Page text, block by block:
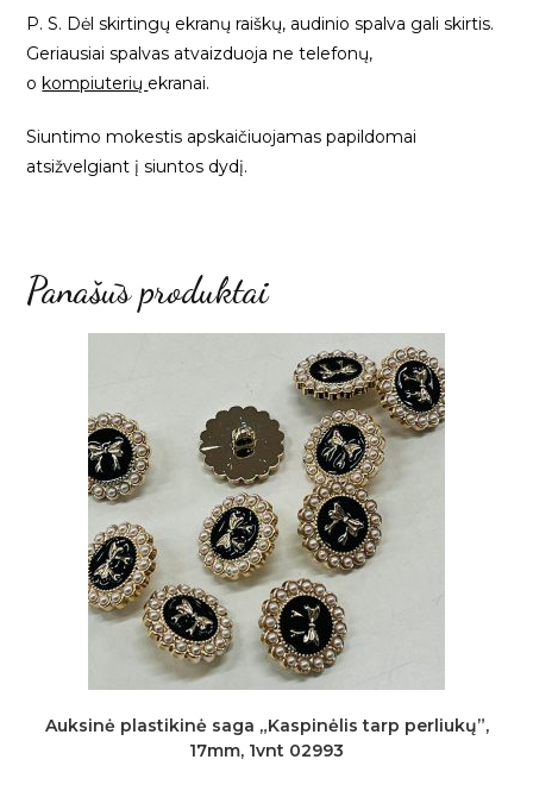
P. S. Dėl skirtingų ekranų raiškų, audinio spalva gali skirtis.
Geriausiai spalvas atvaizduoja ne telefonų,
okompiuterių ekranai.
Siuntimo mokestis apskaičiuojamas papildomai
atsižvelgiant į siuntos dydį.
Panašūs produktai
Auksinė plastikinė saga „Kaspinėlis tarp perliukų”,
17mm, 1vnt 02993